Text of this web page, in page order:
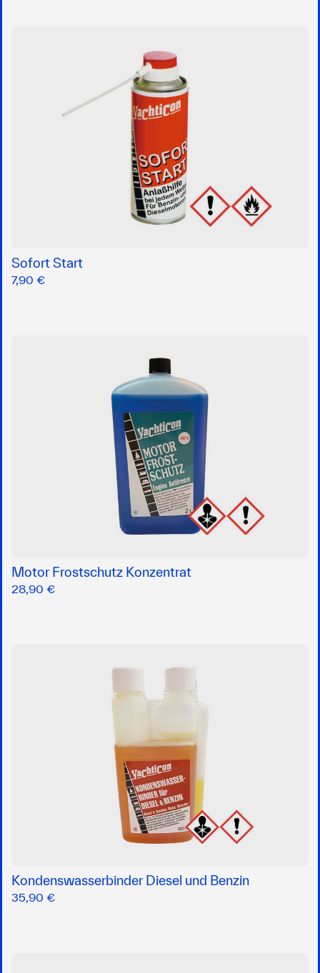
Sofort Start
7,90 €
Motor Frostschutz Konzentrat
28,90 €
Kondenswasserbinder Diesel und Benzin
35,90 €